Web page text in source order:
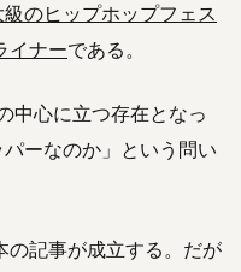
のヒップホップフェス
イナーである。
中心に立つ存在となっ
ーなのか」という問い
の記事が成立する。だが